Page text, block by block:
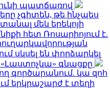
պատճառով
չգիտեն, թե ինչպես
մեկ երեկոյի
հետ Ռոսարիոյում է.
սկսել են փորձարկել
գնացքը
գործարանում. կա զոհ
երկրաշարժ է տեղի